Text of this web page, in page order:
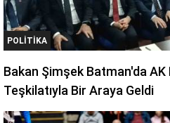
POLITIKA
Bakan Şimşek Batman'da AK
Teşkilatıyla Bir Araya Geldi